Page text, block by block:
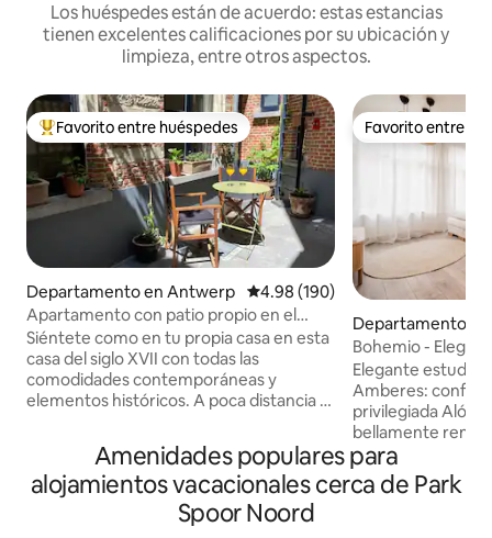
Los huéspedes están de acuerdo: estas estancias
tienen excelentes calificaciones por su ubicación y
limpieza, entre otros aspectos.
De los mejores en Favorito entre huéspedes
Favorito entre huéspedes
Departamento en Antwerp Calificación promedio: 4.98 de
4.98 (190)
Apartamento con patio propio en el
centro histórico
Siéntete como en tu propia casa en esta
casa del siglo XVII con todas las
comodidades contemporáneas y
elementos históricos. A poca distancia a
aparcamientos. El apartamento
totalmente amueblado está frente a tu
propio patio privado, el lugar perfecto
para relajarte después de un ajetreado
día. El apartamento está situado en la
Favorito entre
Favorito entre
Departamento
Bohemio -
Elegante estudio
Amberes:
privilegiada Alójate en nuestro estudio
bellamente
ubicado en el
Amberes.
restaurantes de
Amenidades populares para
alojamientos vacacionales cerca de Park
Spoor Noord